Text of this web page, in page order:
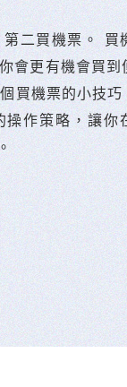
二買機票。 󠀠買
會更有機會買到
買機票的小技巧
作策略，讓你